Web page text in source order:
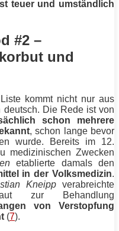
teuer und umständlich
#2 –
und
kommt nicht nur aus
deutsch. Die Rede ist von
schon mehrere
, schon lange bevor
wurde. Bereits im 12.
medizinischen Zwecken
etablierte damals den
in der Volksmedizin.
Kneippverabreichte
zur Behandlung
von Verstopfung
(7).